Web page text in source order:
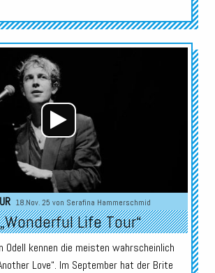
Audio-
Player
18.Nov. 25 von Serafina Hammerschmid
Life Tour“
Odell kennen die meisten wahrscheinlich
Love“. Im September hat der Brite